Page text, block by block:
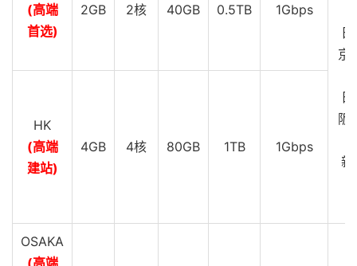
(高端
首选)
2GB 2核 40GB 0.5TB 1Gbps
京
阪
新
HK
(高端
建站)
4GB 4核 80GB 1TB 1Gbps
OSAKA
(高端